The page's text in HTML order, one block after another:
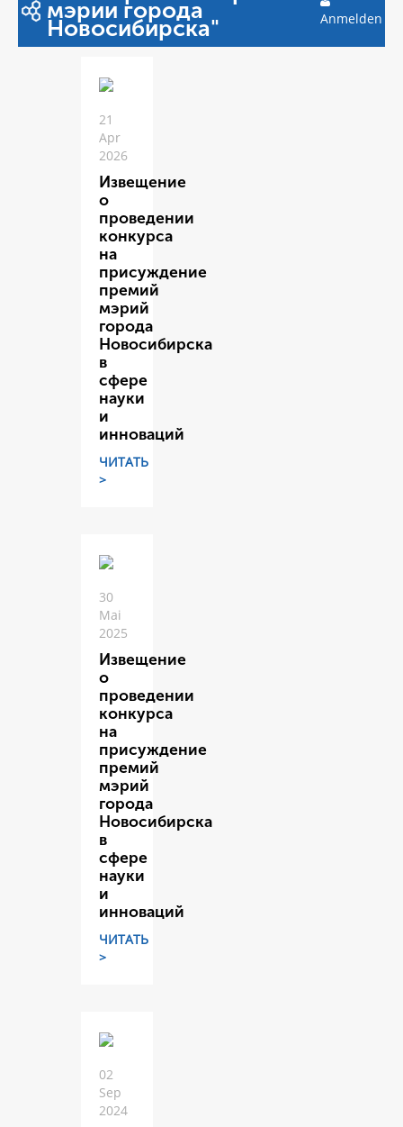
мэрии города
Новосибирска" Anmelden
21
Apr
2026
Извещение
о
проведении
конкурса
на
присуждение
премий
мэрий
города
Новосибирска
в
сфере
науки
и
инноваций
ЧИТАТЬ
>
30
Mai
2025
Извещение
о
проведении
конкурса
на
присуждение
премий
мэрий
города
Новосибирска
в
сфере
науки
и
инноваций
ЧИТАТЬ
>
02
Sep
2024